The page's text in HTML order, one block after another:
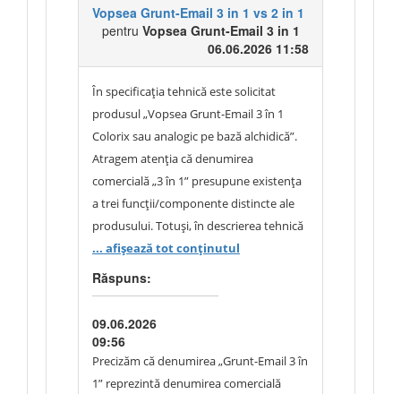
vedere cele expuse, documentația de
atribuire rămâne nemodificată
consideră că informațiile publicate sunt
suficiente pentru identificarea
produsului necesar și pentru elaborarea
realizată în baza documentelor tehnice
prezentate de ofertanți. Având în vedere
cele expuse, nu se consideră necesară
modificarea specificațiilor tehnice, iar
documentația de atribuire rămâne
nemodificată.
Vopsea Grunt-Email 3 in 1 vs 2 in 1
pentru Vopsea Grunt-Email 3 in 1
06.06.2026 11:58
În specificația tehnică este solicitat
produsul „Vopsea Grunt-Email 3 în 1
Colorix sau analogic pe bază alchidică”.
Atragem atenția că denumirea
comercială „3 în 1” presupune existența
a trei funcții/componente distincte ale
produsului. Totuși, în descrierea tehnică
prezentată de autoritatea contractantă
sunt menționate doar două elemente, și
anume Grund – Vopsea (Email). În acest
cea de-a treia funcție/componentă avută
în vedere de autoritatea contractantă
pentru produsul solicitat sau, după caz,
... afișează tot conținutul
Răspuns:
09.06.2026
09:56
Precizăm că denumirea „Grunt-Email 3 în
1” reprezintă denumirea comercială